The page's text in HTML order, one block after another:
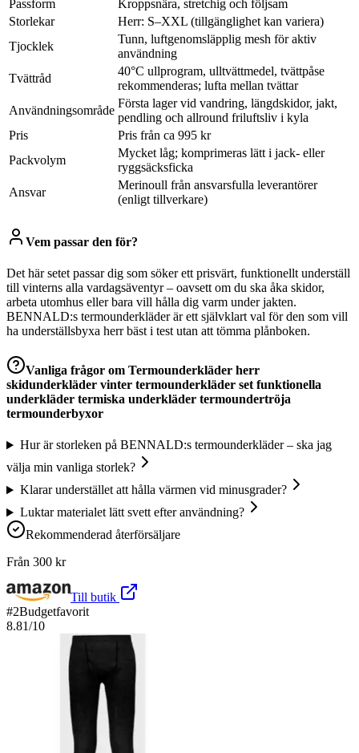
Passform
Kroppsnära, stretchig och följsam
Storlekar
Herr: S–XXL (tillgänglighet kan variera)
Tjocklek
Tunn, luftgenomsläpplig mesh för aktiv
användning
Tvättråd
40°C ullprogram, ulltvättmedel, tvättpåse
rekommenderas; lufta mellan tvättar
Användningsområde
Första lager vid vandring, längdskidor, jakt,
pendling och allround friluftsliv i kyla
Pris
Pris från ca 995 kr
Packvolym
Mycket låg; komprimeras lätt i jack- eller
ryggsäcks­ficka
Ansvar
Merinoull från ansvarsfulla leverantörer
(enligt tillverkare)
Vem passar den för?
Det här setet passar dig som söker ett prisvärt, funktionellt underställ
till vinterns alla vardagsäventyr – oavsett om du ska åka skidor,
arbeta utomhus eller bara vill hålla dig varm under jakten.
BENNALD:s termounderkläder är ett självklart val för den som vill
ha underställsbyxa herr bäst i test utan att tömma plånboken.
Vanliga frågor om Termounderkläder herr
skidunderkläder vinter termounderkläder set funktionella
underkläder termiska underkläder termoundertröja
termounderbyxor
Hur är storleken på BENNALD:s termounderkläder – ska jag
välja min vanliga storlek?
Klarar understället att hålla värmen vid minusgrader?
Luktar materialet lätt svett efter användning?
Rekommenderad återförsäljare
Från 300 kr
Till butik
#2Budgetfavorit
8.81/10